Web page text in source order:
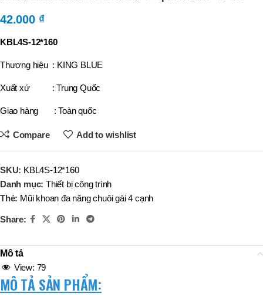
42.000 ₫
KBL4S-12*160
Thương hiệu : KING BLUE
Xuất xứ : Trung Quốc
Giao hàng : Toàn quốc
Compare Add to wishlist
SKU: KBL4S-12*160
Danh mục: Thiết bị công trình
Thẻ: Mũi khoan đa năng chuôi gài 4 cạnh
Share:
Mô tả
View: 79
MÔ TẢ SẢN PHẨM: